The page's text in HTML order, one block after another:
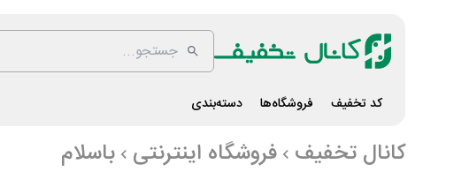
کد تخفیف فروشگاه‌ها دسته‌بندی
کانال تخفیف فروشگاه اینترنتی باسلام